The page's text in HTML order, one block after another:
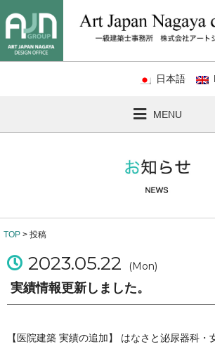
日本語
MENU
TOP > 投稿
2023.05.22 (Mon)
実績情報更新しました。
【医院建築 実績の追加】 はなさと泌尿器科・